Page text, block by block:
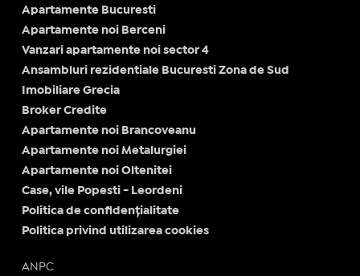
Apartamente Bucuresti
Apartamente noi Berceni
Vanzari apartamente noi sector 4
Ansambluri rezidentiale Bucuresti Zona de Sud
Imobiliare Grecia
Broker Credite
Apartamente noi Brancoveanu
Apartamente noi Metalurgiei
Apartamente noi Oltenitei
Case, vile Popesti - Leordeni
Politica de confidențialitate
Politica privind utilizarea cookies
ANPC